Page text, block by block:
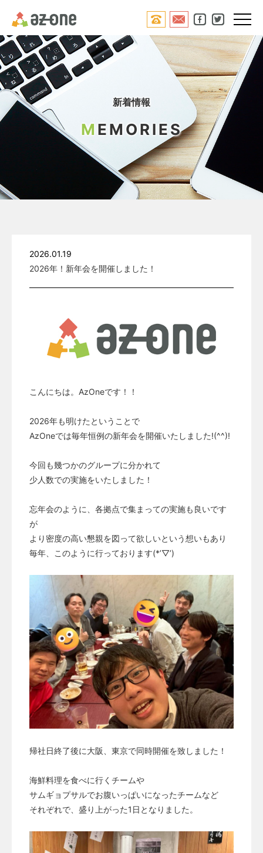
   
新着情報
M EMORIES
2026.01.19
2026年！新年会を開催しました！
こんにちは。AzOneです！！
2026年も明けたということで
AzOneでは毎年恒例の新年会を開催いたしました!(^^)!
今回も幾つかのグループに分かれて
少人数での実施をいたしました！
忘年会のように、各拠点で集まっての実施も良いです
が
より密度の高い懇親を図って欲しいという想いもあり
毎年、このように行っております(*’▽’)
帰社日終了後に大阪、東京で同時開催を致しました！
海鮮料理を食べに行くチームや
サムギョプサルでお腹いっぱいになったチームなど
それぞれで、盛り上がった1日となりました。